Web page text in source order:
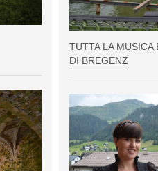
TUTTA LA MUSICA
DI BREGENZ